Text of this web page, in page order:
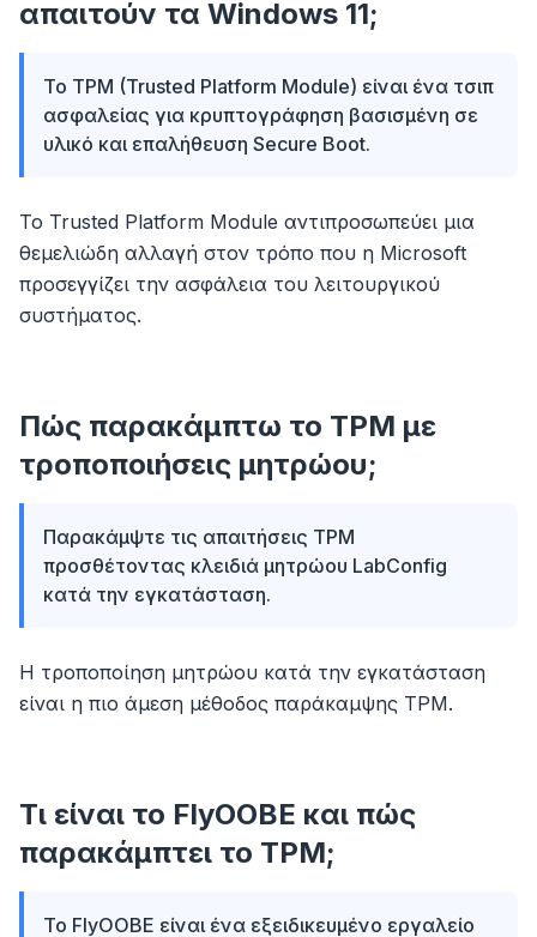
απαιτούν τα Windows 11;
Το TPM (Trusted Platform Module) είναι ένα τσιπ
ασφαλείας για κρυπτογράφηση βασισμένη σε
υλικό και επαλήθευση Secure Boot.
Το Trusted Platform Module αντιπροσωπεύει μια
θεμελιώδη αλλαγή στον τρόπο που η Microsoft
προσεγγίζει την ασφάλεια του λειτουργικού
συστήματος.
Πώς παρακάμπτω το TPM με
τροποποιήσεις μητρώου;
Παρακάμψτε τις απαιτήσεις TPM
προσθέτοντας κλειδιά μητρώου LabConfig
κατά την εγκατάσταση.
Η τροποποίηση μητρώου κατά την εγκατάσταση
είναι η πιο άμεση μέθοδος παράκαμψης TPM.
Τι είναι το FlyOOBE και πώς
παρακάμπτει το TPM;
Το FlyOOBE είναι ένα εξειδικευμένο εργαλείο